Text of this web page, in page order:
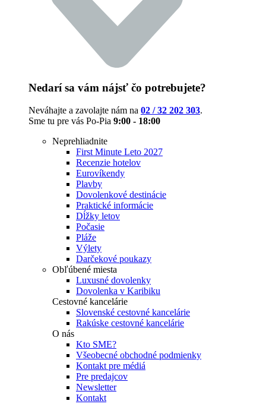
Nedarí sa vám nájsť čo potrebujete?
Neváhajte a zavolajte nám na 02 / 32 202 303.
Sme tu pre vás Po-Pia 9:00 - 18:00
Neprehliadnite
First Minute Leto 2027
Recenzie hotelov
Eurovíkendy
Plavby
Dovolenkové destinácie
Praktické informácie
Dĺžky letov
Počasie
Pláže
Výlety
Darčekové poukazy
Obľúbené miesta
Luxusné dovolenky
Dovolenka v Karibiku
Cestovné kancelárie
Slovenské cestovné kancelárie
Rakúske cestovné kancelárie
O nás
Kto SME?
Všeobecné obchodné podmienky
Kontakt pre médiá
Pre predajcov
Newsletter
Kontakt